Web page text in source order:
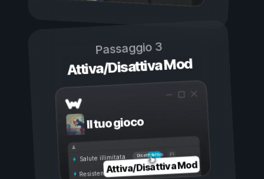
Passaggio 3
Attiva/Disattiva Mod
Il tuo gioco
Attivo
Disattivo
Salute illimitata
Resistenza illimitata
Attiva/Disattiva Mod